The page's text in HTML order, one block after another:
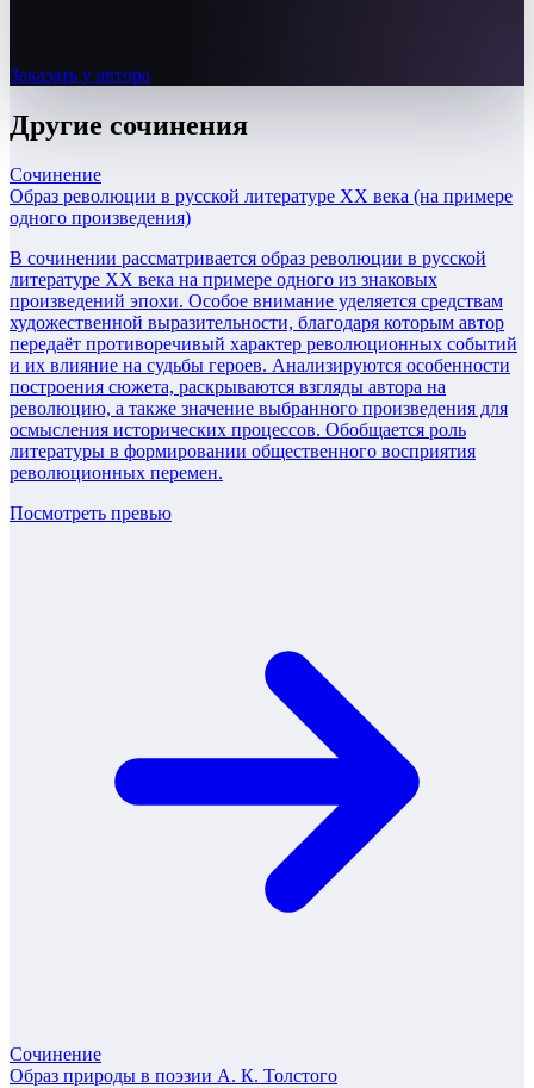
Заказать у автора
Другие сочинения
Сочинение
Образ революции в русской литературе XX века (на примере
одного произведения)
В сочинении рассматривается образ революции в русской
литературе XX века на примере одного из знаковых
произведений эпохи. Особое внимание уделяется средствам
художественной выразительности, благодаря которым автор
передаёт противоречивый характер революционных событий
и их влияние на судьбы героев. Анализируются особенности
построения сюжета, раскрываются взгляды автора на
революцию, а также значение выбранного произведения для
осмысления исторических процессов. Обобщается роль
литературы в формировании общественного восприятия
революционных перемен.
Посмотреть превью
Сочинение
Образ природы в поэзии А. К. Толстого